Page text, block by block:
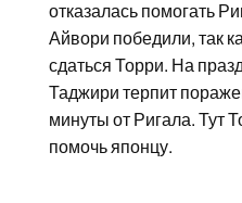
отказалась помогать
Айвори победили, так
сдаться Торри. На
Таджири терпит
минуты от Ригала. Тут
помочь японцу.